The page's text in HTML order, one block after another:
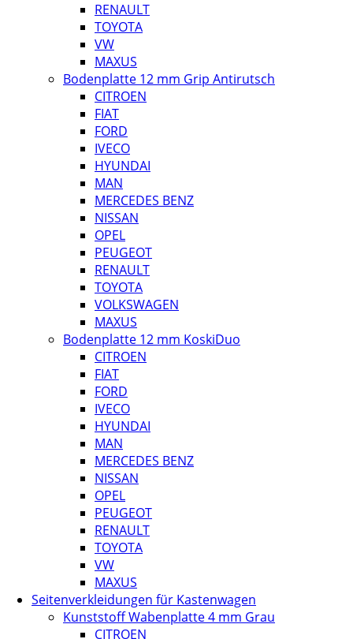
RENAULT
TOYOTA
VW
MAXUS
Bodenplatte 12 mm Grip Antirutsch
CITROEN
FIAT
FORD
IVECO
HYUNDAI
MAN
MERCEDES BENZ
NISSAN
OPEL
PEUGEOT
RENAULT
TOYOTA
VOLKSWAGEN
MAXUS
Bodenplatte 12 mm KoskiDuo
CITROEN
FIAT
FORD
IVECO
HYUNDAI
MAN
MERCEDES BENZ
NISSAN
OPEL
PEUGEOT
RENAULT
TOYOTA
VW
MAXUS
Seitenverkleidungen für Kastenwagen
Kunststoff Wabenplatte 4 mm Grau
CITROEN